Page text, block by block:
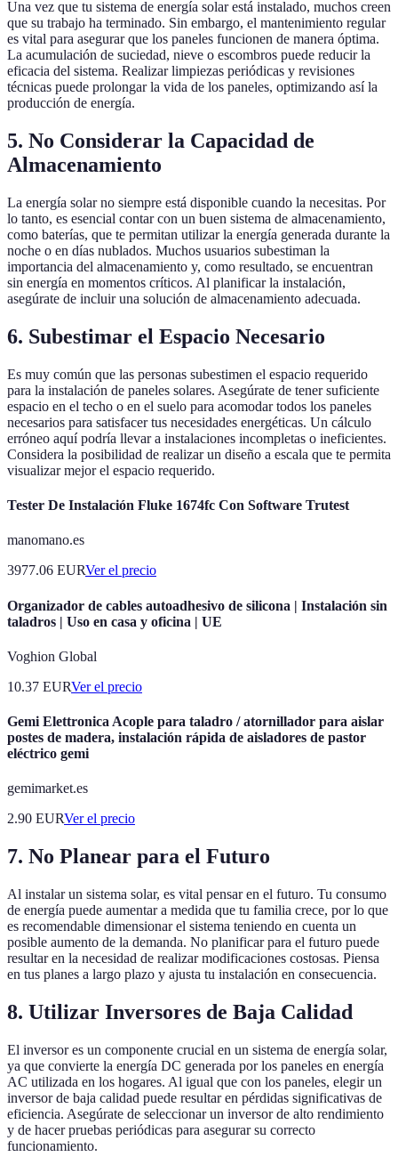
Una vez que tu sistema de energía solar está instalado, muchos creen
que su trabajo ha terminado. Sin embargo, el mantenimiento regular
es vital para asegurar que los paneles funcionen de manera óptima.
La acumulación de suciedad, nieve o escombros puede reducir la
eficacia del sistema. Realizar limpiezas periódicas y revisiones
técnicas puede prolongar la vida de los paneles, optimizando así la
producción de energía.
5. No Considerar la Capacidad de
Almacenamiento
La energía solar no siempre está disponible cuando la necesitas. Por
lo tanto, es esencial contar con un buen sistema de almacenamiento,
como baterías, que te permitan utilizar la energía generada durante la
noche o en días nublados. Muchos usuarios subestiman la
importancia del almacenamiento y, como resultado, se encuentran
sin energía en momentos críticos. Al planificar la instalación,
asegúrate de incluir una solución de almacenamiento adecuada.
6. Subestimar el Espacio Necesario
Es muy común que las personas subestimen el espacio requerido
para la instalación de paneles solares. Asegúrate de tener suficiente
espacio en el techo o en el suelo para acomodar todos los paneles
necesarios para satisfacer tus necesidades energéticas. Un cálculo
erróneo aquí podría llevar a instalaciones incompletas o ineficientes.
Considera la posibilidad de realizar un diseño a escala que te permita
visualizar mejor el espacio requerido.
Tester De Instalación Fluke 1674fc Con Software Trutest
manomano.es
3977.06 EURVer el precio
Organizador de cables autoadhesivo de silicona | Instalación sin
taladros | Uso en casa y oficina | UE
Voghion Global
10.37 EURVer el precio
Gemi Elettronica Acople para taladro / atornillador para aislar
postes de madera, instalación rápida de aisladores de pastor
eléctrico gemi
gemimarket.es
2.90 EURVer el precio
7. No Planear para el Futuro
Al instalar un sistema solar, es vital pensar en el futuro. Tu consumo
de energía puede aumentar a medida que tu familia crece, por lo que
es recomendable dimensionar el sistema teniendo en cuenta un
posible aumento de la demanda. No planificar para el futuro puede
resultar en la necesidad de realizar modificaciones costosas. Piensa
en tus planes a largo plazo y ajusta tu instalación en consecuencia.
8. Utilizar Inversores de Baja Calidad
El inversor es un componente crucial en un sistema de energía solar,
ya que convierte la energía DC generada por los paneles en energía
AC utilizada en los hogares. Al igual que con los paneles, elegir un
inversor de baja calidad puede resultar en pérdidas significativas de
eficiencia. Asegúrate de seleccionar un inversor de alto rendimiento
y de hacer pruebas periódicas para asegurar su correcto
funcionamiento.